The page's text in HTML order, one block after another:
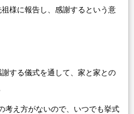
様に報告し、感謝するという意
する儀式を通して、家と家との
考え方がないので、いつでも挙式